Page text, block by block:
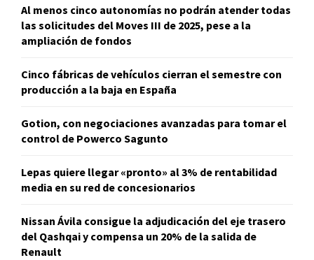
Al menos cinco autonomías no podrán atender todas
las solicitudes del Moves III de 2025, pese a la
ampliación de fondos
Cinco fábricas de vehículos cierran el semestre con
producción a la baja en España
Gotion, con negociaciones avanzadas para tomar el
control de Powerco Sagunto
Lepas quiere llegar «pronto» al 3% de rentabilidad
media en su red de concesionarios
Nissan Ávila consigue la adjudicación del eje trasero
del Qashqai y compensa un 20% de la salida de
Renault